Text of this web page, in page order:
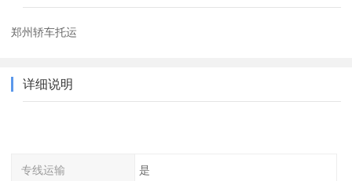
郑州轿车托运
详细说明
专线运输 是